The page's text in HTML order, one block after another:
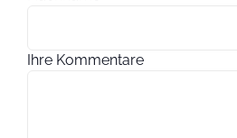
Ihre Kommentare